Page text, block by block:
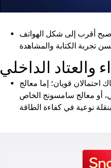
أقرب إلى شكل الهواتف
والعتاد الداخلي